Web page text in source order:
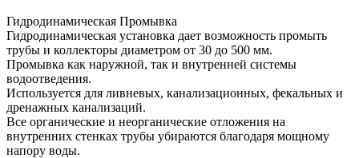
Гидродинамическая Промывка
Гидродинамическая установка дает возможность промыть
трубы и коллекторы диаметром от 30 до 500 мм.
Промывка как наружной, так и внутренней системы
водоотведения.
Используется для ливневых, канализационных, фекальных и
дренажных канализаций.
Все органические и неорганические отложения на
внутренних стенках трубы убираются благодаря мощному
напору воды.